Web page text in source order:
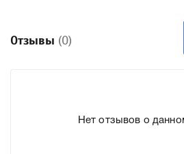
Отзывы (0)
Нет отзывов о